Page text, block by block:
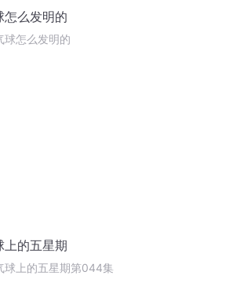
怎么发明的
球怎么发明的
上的五星期
球上的五星期第044集